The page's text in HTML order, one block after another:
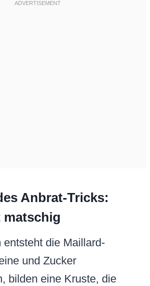
Anbrat-Tricks:
entsteht die Maillard-
und Zucker
bilden eine Kruste, die